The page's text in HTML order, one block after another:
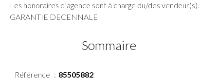
Les honoraires d’agence sont à charge du/des vendeur(s).
GARANTIE DECENNALE
Sommaire
Référence 85505882